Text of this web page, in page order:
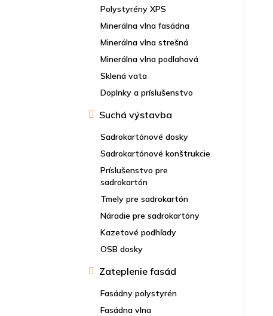
Polystyrény XPS
Minerálna vlna fasádna
Minerálna vlna strešná
Minerálna vlna podlahová
Sklená vata
Doplnky a príslušenstvo
Suchá výstavba
Sadrokartónové dosky
Sadrokartónové konštrukcie
Príslušenstvo pre
sadrokartón
Tmely pre sadrokartón
Náradie pre sadrokartóny
Kazetové podhľady
OSB dosky
Zateplenie fasád
Fasádny polystyrén
Fasádna vlna